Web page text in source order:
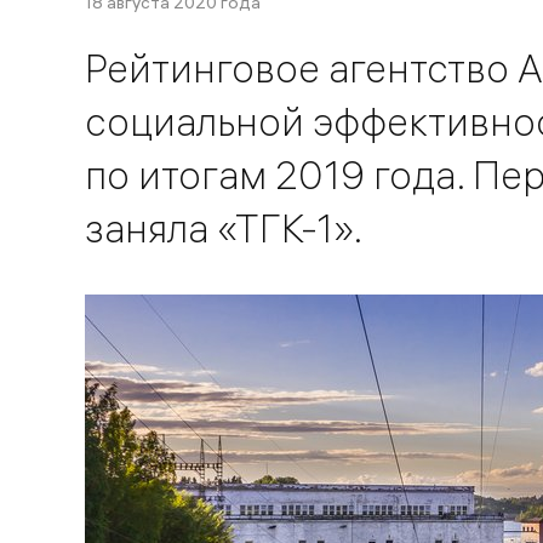
Рейтинговое агентство
социальной
по итогам 2019 года.
заняла «ТГК-1».